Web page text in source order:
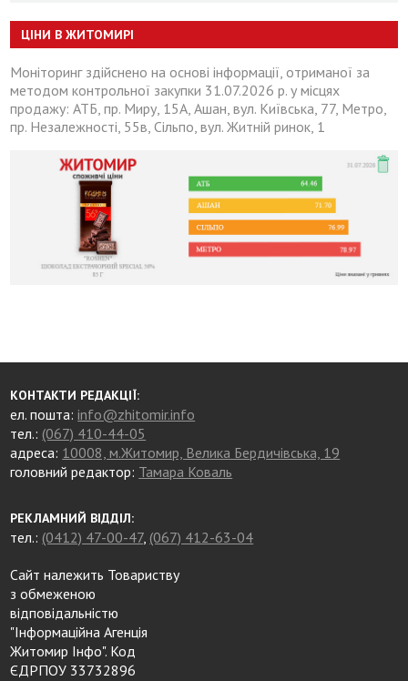
ЦІНИ В ЖИТОМИРІ
Моніторинг здійснено на основі інформації, отриманої за
методом контрольної закупки 31.07.2026 р. у місцях
продажу: АТБ, пр. Миру, 15А, Ашан, вул. Київська, 77, Метро,
пр. Незалежності, 55в, Сільпо, вул. Житній ринок, 1
КОНТАКТИ РЕДАКЦІЇ:
ел. пошта:info@zhitomir.info
тел.: (067) 410-44-05
адреса: 10008, м.Житомир, Велика Бердичівська, 19
головний редактор: Тамара Коваль
РЕКЛАМНИЙ ВІДДІЛ:
тел.: (0412) 47-00-47, (067) 412-63-04
Сайт належить Товариству
з обмеженою
відповідальністю
"Інформаційна Агенція
Житомир Інфо". Код
ЄДРПОУ 33732896